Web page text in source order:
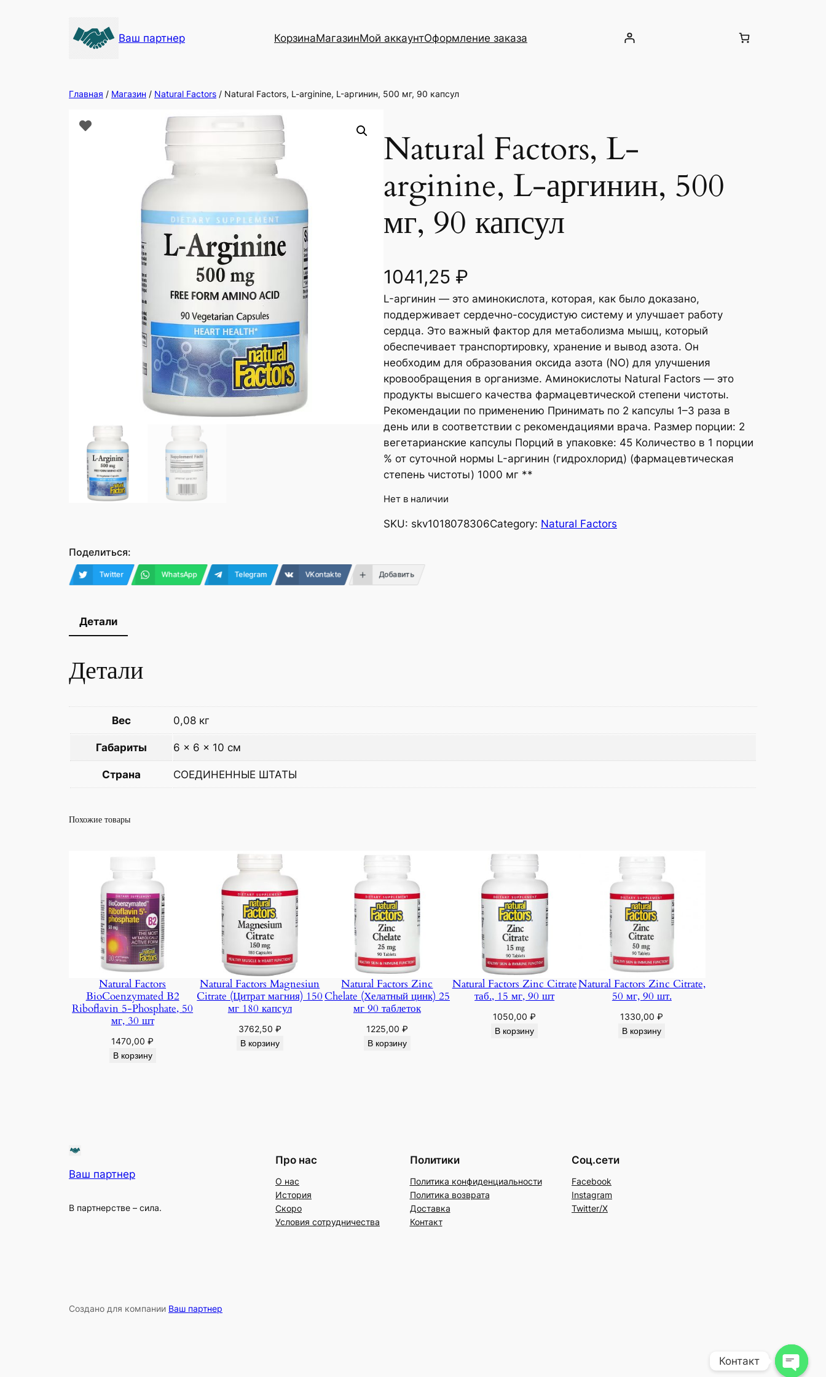
Ваш партнер КорзинаМагазинМой аккаунтОформление заказа
Главная / Магазин / Natural Factors / Natural Factors, L-arginine, L-аргинин, 500 мг, 90 капсул
Natural Factors, L-
arginine, L-аргинин, 500
мг, 90 капсул
1041,25 ₽
L-аргинин — это аминокислота, которая, как было доказано,
поддерживает сердечно-сосудистую систему и улучшает работу
сердца. Это важный фактор для метаболизма мышц, который
обеспечивает транспортировку, хранение и вывод азота. Он
необходим для образования оксида азота (NO) для улучшения
кровообращения в организме. Аминокислоты Natural Factors — это
продукты высшего качества фармацевтической степени чистоты.
Рекомендации по применению Принимать по 2 капсулы 1–3 раза в
день или в соответствии с рекомендациями врача. Размер порции: 2
вегетарианские капсулы Порций в упаковке: 45 Количество в 1 порции
% от суточной нормы L-аргинин (гидрохлорид) (фармацевтическая
степень чистоты) 1000 мг **
Нет в наличии
SKU: skv1018078306Category: Natural Factors
Поделиться:
Twitter WhatsApp Telegram VKontakte Добавить
Детали
Детали
Вес 0,08 кг
Габариты 6 × 6 × 10 см
Страна СОЕДИНЕННЫЕ ШТАТЫ
Похожие товары
Natural Factors
BioCoenzymated B2
Riboflavin 5-Phosphate, 50
мг, 30 шт
1470,00₽
В корзину
Natural Factors Magnesiun
Citrate (Цитрат магния) 150
мг 180 капсул
3762,50 ₽
В корзину
Natural Factors Zinc
Chelate (Хелатный цинк) 25
мг 90 таблеток
1225,00 ₽
В корзину
Natural Factors Zinc Citrate
таб., 15 мг, 90 шт
1050,00₽
В корзину
Natural Factors Zinc Citrate,
50 мг, 90 шт.
1330,00₽
В корзину
Ваш партнер
В партнерстве – сила.
Про нас
О нас
История
Скоро
Условия сотрудничества
Политики
Политика конфиденциальности
Политика возврата
Доставка
Контакт
Соц.сети
Facebook
Instagram
Twitter/X
Создано для компании Ваш партнер
Контакт